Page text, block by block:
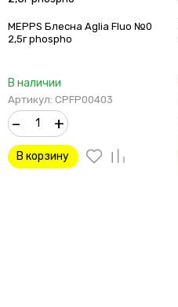
MEPPS Блесна Aglia Fluo №0
2,5г phospho
В наличии
Артикул: CPFP00403
– +
В корзину